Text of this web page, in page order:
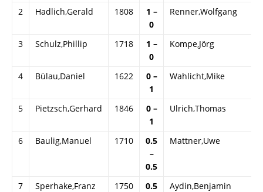
2 Hadlich,Gerald 1808
1 –
0
Renner,Wolfgang
3 Schulz,Phillip 1718
1 –
0
Kompe,Jörg
4 Bülau,Daniel 1622
0 –
1
Wahlicht,Mike
5 Pietzsch,Gerhard 1846
0 –
1
Ulrich,Thomas
6 Baulig,Manuel 1710
0.5
–
0.5
Mattner,Uwe
7 Sperhake,Franz 1750
0.5
Aydin,Benjamin